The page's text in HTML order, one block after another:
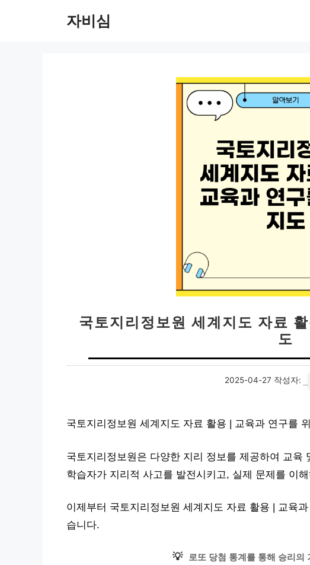
자비심
국토지리정보원 세계지도 자료
도
2025-04-27 작성자:
국토지리정보원 세계지도 자료 활용 | 교육과 연구를
국토지리정보원은 다양한 지리 정보를 제공하여 교육
학습자가 지리적 사고를 발전시키고, 실제 문제를 이
이제부터 국토지리정보원 세계지도 자료 활용 | 교육
습니다.
💡 로또 당첨 통계를 통해 승리의